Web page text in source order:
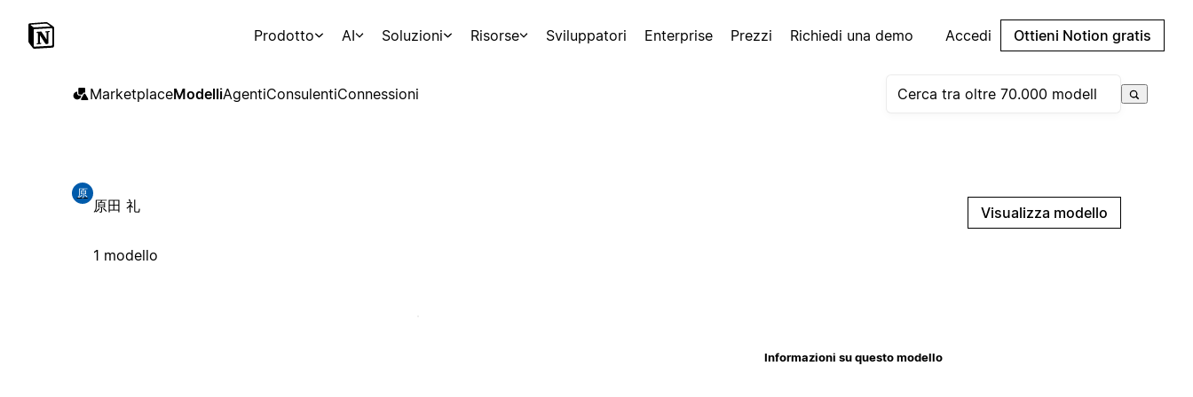
Prodotto AI Soluzioni Risorse Sviluppatori Enterprise Prezzi Richiedi una demo Accedi Ottieni Notion gratis
MarketplaceModelliAgentiConsulentiConnessioni
原
原田 礼
1 modello
Visualizza modello
Informazioni su questo modello